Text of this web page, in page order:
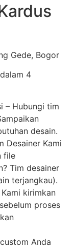
Gede, Bogor
4
– Hubungi tim
desain.
Desainer Kami
file
Tim desainer
terjangkau).
kirimkan
proses
Anda